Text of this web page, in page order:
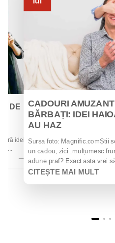
DE
idei
CADOURI
BĂRBAȚI: IDEI
AU HAZ
Sursa foto: Magnific.comȘtii
un cadou, zici „mulțumesc
adune praf? Exact asta vrei să
CITEȘTE MAI MULT